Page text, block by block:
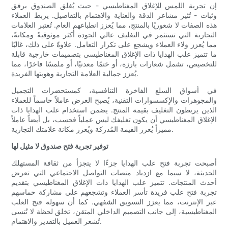
إن تجربة اللمس للإغلاق المغناطيسي - حيث يُغلق الصندوق برفق
وثبات - تُثير مشاعر الدقة والعناية والاهتمام بالتفاصيل. يربط العملاء
هذه الصفات لا شعوريًا بالمنتج، مما يُعزز انطباعهم العام. تُعتبر العلامات
التجارية التي تستثمر في التغليف عالي الجودة أكثر موثوقيةً ومكانةً،
مما يُعزز ولاء العملاء ويشجع على تكرار التعامل. علاوةً على ذلك، غالبًا
ما تتميز علب الهدايا ذات الإغلاق المغناطيسي بتصميمات خارجية قابلة
للتخصيص، تشمل شعارات بارزة، أو ختمًا معدنيًا، أو ملمسًا فاخرًا، مما
يُعزز جمالية العلامة التجارية وهويتها الفريدة.
في أسواق السلع الفاخرة التنافسية، كمستحضرات التجميل
والمجوهرات والإكسسوارات التقنية، يُصبح العرض عاملاً حاسماً للعملاء
الذين يربطون التغليف بقيمة المنتج. يضمن استخدام علب الهدايا ذات
الإغلاق المغناطيسي أن يكون تغليفك ليس عملياً فحسب، بل أيضاً عاملاً
مميزاً يُعزز القيمة المُدركة ويُعزز مكانة علامتك التجارية.
توفير تجربة فتح صندوق لا مثيل لها
أصبحت تجربة فتح علب الهدايا جزءًا لا يتجزأ من ثقافة المستهلك
الحديثة، لا سيما مع ازدياد منصات التواصل الاجتماعي التي تعرض
أحدث المنتجات. تتميز علب الهدايا ذات الإغلاق المغناطيسي بتقديم
تجربة فتح علب فريدة تأسر العملاء وتشجعهم على مشاركة حماسهم
عبر الإنترنت، مما يعزز التسويق الشفهي. كما أن سهولة فتح العلب
المغناطيسية، إلى جانب التصميم الداخلي المتقن، تخلق لحظة لا تُنسى
تُشعر العميل بالتقدير والاهتمام.